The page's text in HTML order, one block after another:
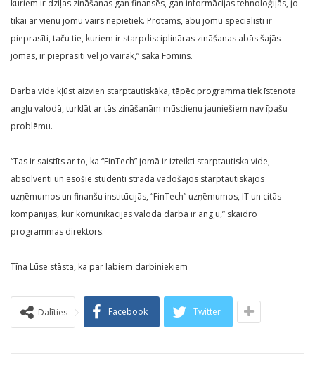
kuriem ir dziļas zināšanas gan finansēs, gan informācijas tehnoloģijās, jo
tikai ar vienu jomu vairs nepietiek. Protams, abu jomu speciālisti ir
pieprasīti, taču tie, kuriem ir starpdisciplināras zināšanas abās šajās
jomās, ir pieprasīti vēl jo vairāk,” saka Fomins.
Darba vide kļūst aizvien starptautiskāka, tāpēc programma tiek īstenota
angļu valodā, turklāt ar tās zināšanām mūsdienu jauniešiem nav īpašu
problēmu.
“Tas ir saistīts ar to, ka “FinTech” jomā ir izteikti starptautiska vide,
absolventi un esošie studenti strādā vadošajos starptautiskajos
uzņēmumos un finanšu institūcijās, “FinTech” uzņēmumos, IT un citās
kompānijās, kur komunikācijas valoda darbā ir angļu,” skaidro
programmas direktors.
Tīna Lūse stāsta, ka par labiem darbiniekiem
Dalīties Facebook Twitter